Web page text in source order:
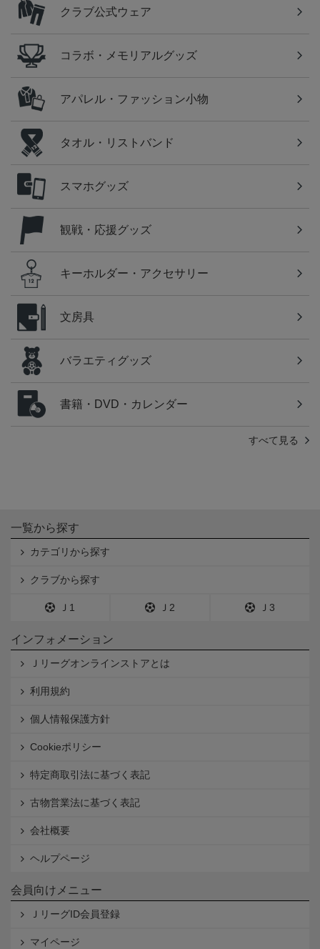
クラブ公式ウェア
コラボ・メモリアルグッズ
アパレル・ファッション小物
タオル・リストバンド
スマホグッズ
観戦・応援グッズ
キーホルダー・アクセサリー
文房具
バラエティグッズ
書籍・DVD・カレンダー
すべて見る
一覧から探す
カテゴリから探す
クラブから探す
Ｊ1 Ｊ2 Ｊ3
インフォメーション
Ｊリーグオンラインストアとは
利用規約
個人情報保護方針
Cookieポリシー
特定商取引法に基づく表記
古物営業法に基づく表記
会社概要
ヘルプページ
会員向けメニュー
ＪリーグID会員登録
マイページ